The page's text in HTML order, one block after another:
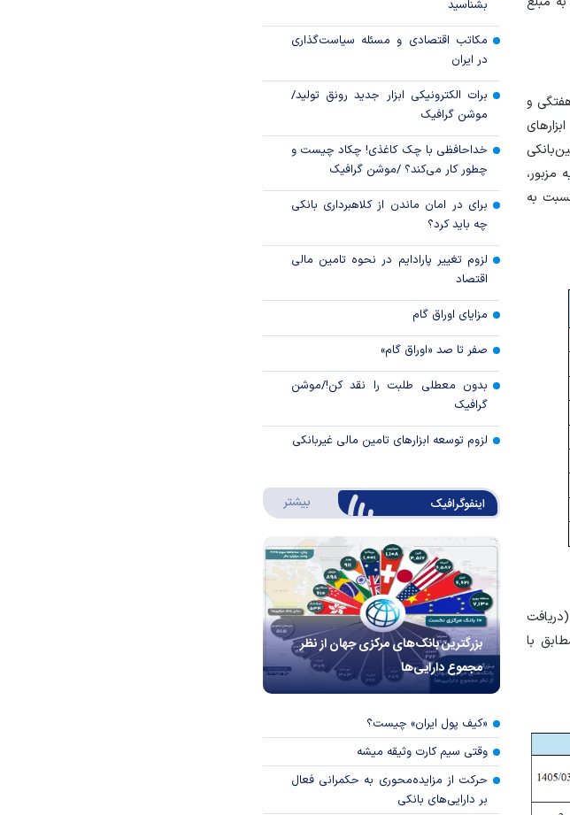
و
مزبور،
به
سقف دالان نرخ سود (۲۴ درصد) و مطابق با
قیمت دلار و یورو مرکز مبادله ایران؛
امروز پنجشنبه ۱۵ مرداد ۱۴۰۵
سقوط ارزهای صادراتی در سیاهچاله
کارت‌های بازرگانی
بشناسید
مکاتب اقتصادی و مسئله سیاست‌گذاری
در ایران
برات الکترونیکی ابزار جدید رونق تولید/
موشن گرافیک
خداحافظی با چک کاغذی! چکاد چیست و
چطور کار می‌کند؟ /موشن گرافیک
برای در امان ماندن از کلاهبرداری بانکی
چه باید کرد؟
لزوم تغییر پارادایم در نحوه تامین مالی
اقتصاد
مزایای اوراق گام
صفر تا صد «اوراق گام»
بدون معطلی طلبت را نقد کن!/موشن
گرافیک
لزوم توسعه ابزارهای تامین مالی غیربانکی
اینفوگرافیک بیشتر درباره اینفوگرافیک
بزرگترین بانک‌های مرکزی جهان از نظر
مجموع دارایی‌ها
«کیف پول ایران» چیست؟
وقتی سیم کارت وثیقه میشه
حرکت از مزایده‌محوری به حکمرانی فعال
بر دارایی‌های بانکی